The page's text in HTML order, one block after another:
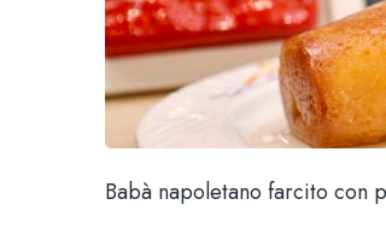
Babà napoletano farcito con